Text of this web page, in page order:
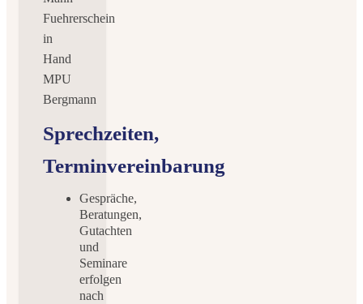
Sprechzeiten,
Terminvereinbarung
Gespräche,
Beratungen,
Gutachten
und
Seminare
erfolgen
nach